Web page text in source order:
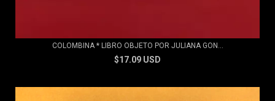
COLOMBINA * LIBRO OBJETO POR JULIANA GON...
$17.09 USD